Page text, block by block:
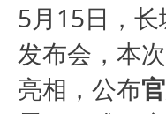
5月15日，长
发布会，本
亮相，公布